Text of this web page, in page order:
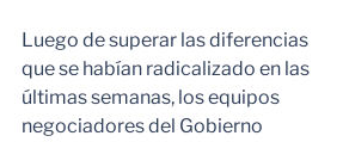
Luego de superar las diferencias
que se habían radicalizado en las
últimas semanas, los equipos
negociadores del Gobierno